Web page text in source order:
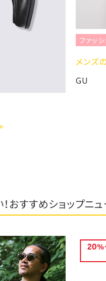
ファッ
メンズ
GU
おすすめショップニ